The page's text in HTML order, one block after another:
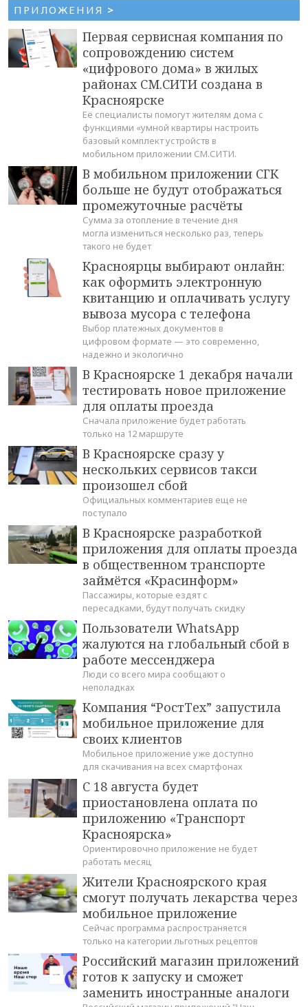
ПРИЛОЖЕНИЯ >
Первая сервисная компания по
сопровождению систем
«цифрового дома» в жилых
районах СМ.СИТИ создана в
Красноярске
Её специалисты помогут жителям дома с
функциями «умной квартиры настроить
базовый комплект устройств в
мобильном приложении СМ.СИТИ.
В мобильном приложении СГК
больше не будут отображаться
промежуточные расчёты
Сумма за отопление в течение дня
могла измениться несколько раз, теперь
такого не будет
Красноярцы выбирают онлайн:
как оформить электронную
квитанцию и оплачивать услугу
вывоза мусора с телефона
Выбор платежных документов в
цифровом формате — это современно,
надежно и экологично
В Красноярске 1 декабря начали
тестировать новое приложение
для оплаты проезда
Сначала приложение будет работать
только на 12 маршруте
В Красноярске сразу у
нескольких сервисов такси
произошел сбой
Официальных комментариев еще не
поступало
В Красноярске разработкой
приложения для оплаты проезда
в общественном транспорте
займётся «Красинформ»
Пассажиры, которые ездят с
пересадками, будут получать скидку
Пользователи WhatsApp
жалуются на глобальный сбой в
работе мессенджера
Люди со всего мира сообщают о
неполадках
Компания “РостТех” запустила
мобильное приложение для
своих клиентов
Мобильное приложение уже доступно
для скачивания на всех смартфонах
С 18 августа будет
приостановлена оплата по
приложению «Транспорт
Красноярска»
Ориентировочно приложение не будет
работать месяц
Жители Красноярского края
смогут получать лекарства через
мобильное приложение
Сейчас программа распространяется
только на категории льготных рецептов
Российский магазин приложений
готов к запуску и сможет
заменить иностранные аналоги